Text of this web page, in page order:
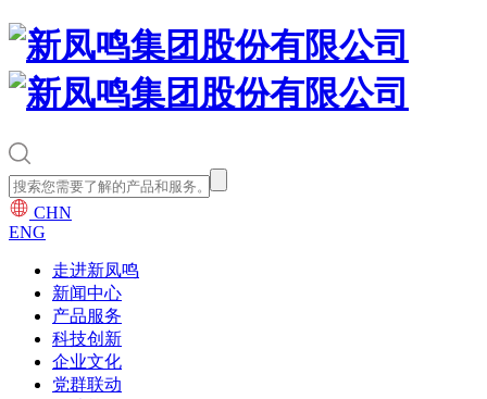
CHN
ENG
走进新凤鸣
新闻中心
产品服务
科技创新
企业文化
党群联动